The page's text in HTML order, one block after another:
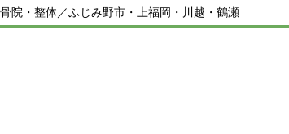
院・整体／ふじみ野市・上福岡・川越・鶴瀬